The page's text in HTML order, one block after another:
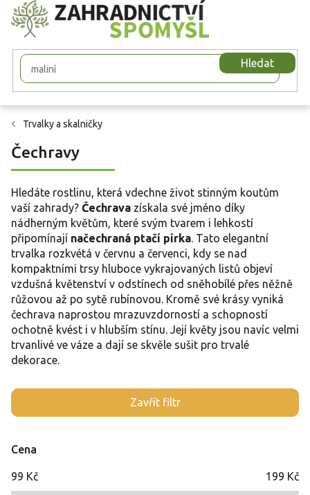
Přejít
na
obsah
Hledat
Trvalky a skalničky
Čechravy
Hledáte rostlinu, která vdechne život stinným koutům
vaší zahrady? Čechrava získala své jméno díky
nádherným květům, které svým tvarem i lehkostí
připomínají načechraná ptačí pírka . Tato elegantní
trvalka rozkvétá v červnu a červenci, kdy se nad
kompaktními trsy hluboce vykrajovaných listů objeví
vzdušná květenství v odstínech od sněhobílé přes něžně
růžovou až po sytě rubínovou. Kromě své krásy vyniká
čechrava naprostou mrazuvzdorností a schopností
ochotně kvést i v hlubším stínu. Její květy jsou navíc velmi
trvanlivé ve váze a dají se skvěle sušit pro trvalé
dekorace.
Zavřít filtr
Cena
99 Kč 199 Kč
V
ý
s
p